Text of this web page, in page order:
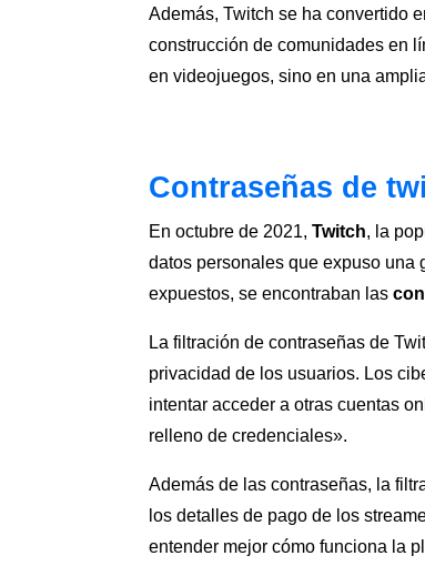
Además, Twitch se ha convertido
construcción de comunidades en
en videojuegos, sino en una
Contraseñas de
En octubre de 2021,Twitch, la
datos personales que expuso una
expuestos, se encontraban las
La filtración de contraseñas de
privacidad de los usuarios. Los
intentar acceder a otras cuentas
relleno de credenciales».
Además de las contraseñas, la
los detalles de pago de los
entender mejor cómo funciona la